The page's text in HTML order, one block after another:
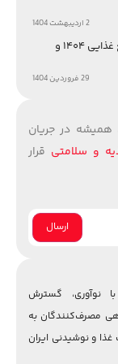
2 اردیبهشت 1404
تقویم نمایشگاه های صنایع غذایی ۱۴۰۴ و
29 فروردین 1404
همیشه در جریان
و سلامتی قرار
نوآوری، گسترش
مصرف‌کنندگان به
و نوشیدنی ایران